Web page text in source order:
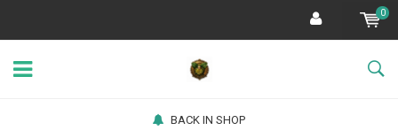
0
BACK IN SHOP